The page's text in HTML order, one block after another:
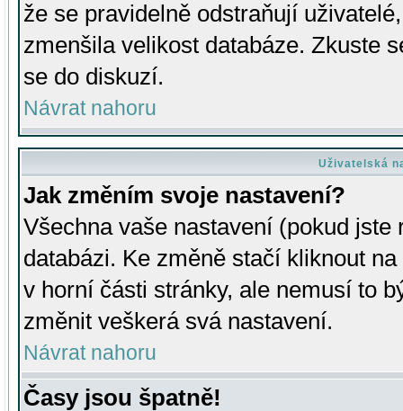
že se pravidelně odstraňují
zmenšila velikost databáze. Zkuste
se do diskuzí.
Návrat nahoru
Uživatelská
Jak změním svoje nastavení?
Všechna vaše nastavení (pokud
databázi. Ke změně stačí kliknout
v horní části stránky, ale nemusí to
změnit veškerá svá nastavení.
Návrat nahoru
Časy jsou špatně!